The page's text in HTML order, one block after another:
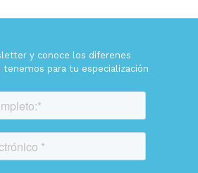
y conoce los diferenes
tenemos para tu especialización